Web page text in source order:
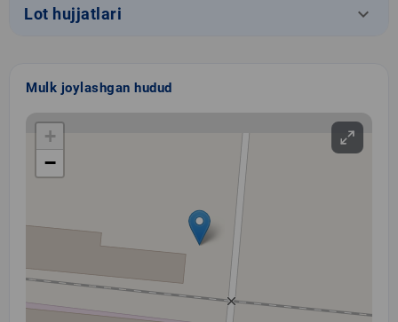
Lot hujjatlari keyboard_arrow_down
Mulk joylashgan hudud
+
−